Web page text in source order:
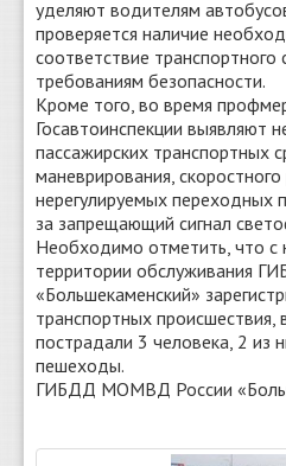
уделяют водителям
проверяется наличие
соответствие транспортного
требованиям безопасности.
Кроме того, во время
Госавтоинспекции выявляют
пассажирских транспортных
маневрирования,
нерегулируемых переходных
за запрещающий сигнал
Необходимо отметить, что с
территории обслуживания
«Большекаменский»
транспортных происшествия,
пострадали 3 человека, 2 из
пешеходы.
ГИБДД МОМВД России